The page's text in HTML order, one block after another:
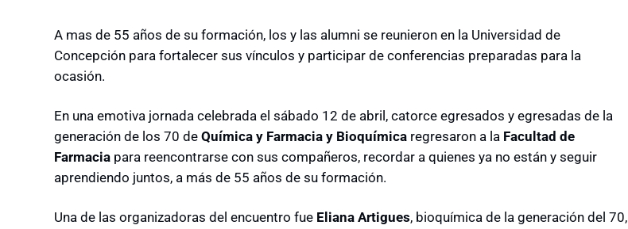
A mas de 55 años de su formación, los y las alumni se reunieron en la Universidad de
Concepción para fortalecer sus vínculos y participar de conferencias preparadas para la
ocasión.
En una emotiva jornada celebrada el sábado 12 de abril, catorce egresados y egresadas de la
generación de los 70 de Química y Farmacia y Bioquímica regresaron a la Facultad de
Farmacia para reencontrarse con sus compañeros, recordar a quienes ya no están y seguir
aprendiendo juntos, a más de 55 años de su formación.
Una de las organizadoras del encuentro fue Eliana Artigues, bioquímica de la generación del 70,